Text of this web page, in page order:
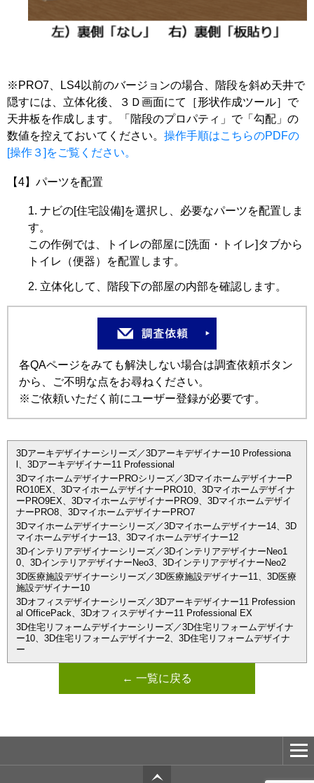
※PRO7、LS4以前のバージョンの場合、階段を斜め天井で
隠すには、立体化後、３Ｄ画面にて［形状作成ツール］で
天井板を作成します。「階段のプロパティ」で「勾配」の
数値を控えておいてください。 操作手順はこちらのPDFの
[操作３]をご覧ください。
【4】パーツを配置
ナビの[住宅設備]を選択し、必要なパーツを配置しま
す。
この作例では、トイレの部屋に[洗面・トイレ]タブから
トイレ（便器）を配置します。
立体化して、階段下の部屋の内部を確認します。
各QAページをみても解決しない場合は調査依頼ボタン
から、ご不明な点をお尋ねください。
※ご依頼いただく前にユーザー登録が必要です。
3Dアーキデザイナーシリーズ／3Dアーキデザイナー10 Professiona
l、3Dアーキデザイナー11 Professional
3DマイホームデザイナーPROシリーズ／3DマイホームデザイナーP
RO10EX、3DマイホームデザイナーPRO10、3Dマイホームデザイナ
ーPRO9EX、3DマイホームデザイナーPRO9、3Dマイホームデザイ
ナーPRO8、3DマイホームデザイナーPRO7
3Dマイホームデザイナーシリーズ／3Dマイホームデザイナー14、3D
マイホームデザイナー13、3Dマイホームデザイナー12
3Dインテリアデザイナーシリーズ／3DインテリアデザイナーNeo1
0、3DインテリアデザイナーNeo3、3DインテリアデザイナーNeo2
3D医療施設デザイナーシリーズ／3D医療施設デザイナー11、3D医療
施設デザイナー10
3Dオフィスデザイナーシリーズ／3Dアーキデザイナー11 Profession
al OfficePack、3Dオフィスデザイナー11 Professional EX
3D住宅リフォームデザイナーシリーズ／3D住宅リフォームデザイナ
ー10、3D住宅リフォームデザイナー2、3D住宅リフォームデザイナ
ー
← 一覧に戻る